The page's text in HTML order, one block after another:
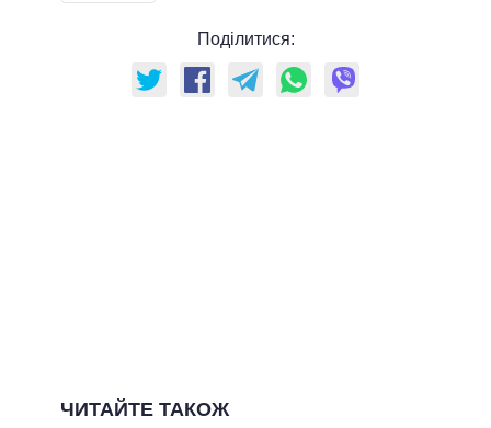
Поділитися:
ЧИТАЙТЕ ТАКОЖ